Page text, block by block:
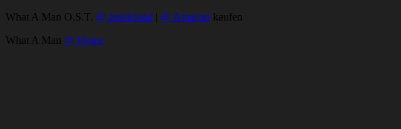
What A Man O.S.T. @ musicload | @ Amazon kaufen
What A Man @ Home